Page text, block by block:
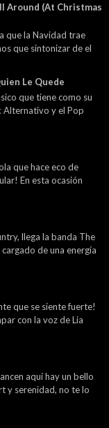
Around (At Christmas
que la Navidad trae
que sintonizar de el
Le Quede
que tiene como su
Alternativo y el Pop
que hace eco de
En esta ocasión
llega la banda The
de una energía
que se siente fuerte!
con la voz de Lia
aquí hay un bello
y serenidad, no te lo